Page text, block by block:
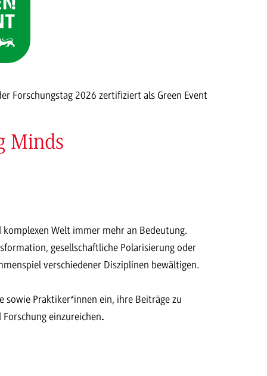
Forschungstag 2026 zertifiziert als Green Event
Minds
Welt immer mehr an Bedeutung.
gesellschaftliche Polarisierung oder
verschiedener Disziplinen bewältigen.
sowie Praktiker*innen ein, ihre Beiträge zu
einzureichen.